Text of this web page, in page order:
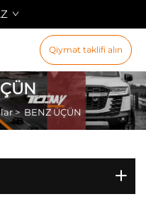
Qiymət təklifi alın
> BENZ ÜÇÜN